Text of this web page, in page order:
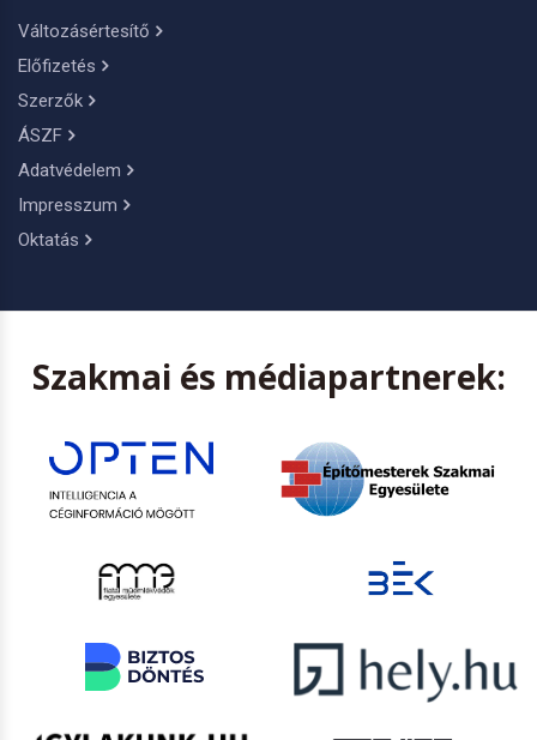
Változásértesítő
Előfizetés
Szerzők
ÁSZF
Adatvédelem
Impresszum
Oktatás
Szakmai és médiapartnerek: